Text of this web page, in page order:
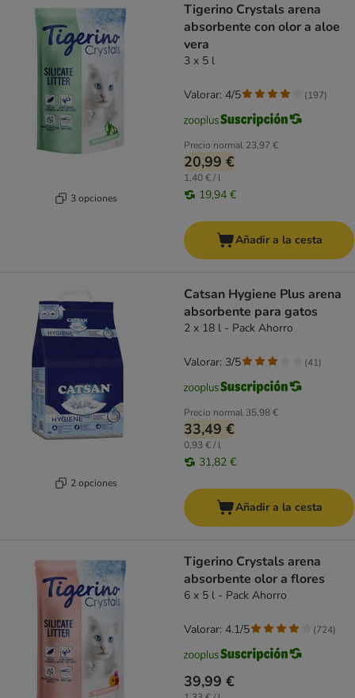
3 opciones
Tigerino Crystals arena
absorbente con olor a aloe
vera
3 x 5 l
Precio normal 23,97 €
20,99 €
1,40 € / l
19,94 €
Valorar: 4/5 (197)
Añadir a la cesta
2 opciones
Catsan Hygiene Plus arena
absorbente para gatos
2 x 18 l - Pack Ahorro
Precio normal 35,98 €
33,49 €
0,93 € / l
31,82 €
Valorar: 3/5 (41)
Añadir a la cesta
Tigerino Crystals arena
absorbente olor a flores
6 x 5 l - Pack Ahorro
39,99 €
Valorar: 4.1/5 (724)